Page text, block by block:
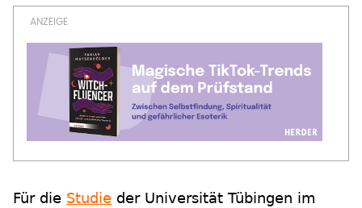
Für die Studie der Universität Tübingen im